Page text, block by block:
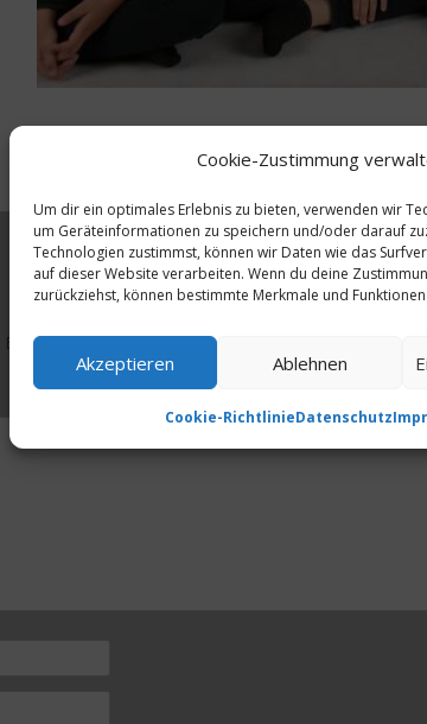
Cookie-Zustimmung
Um dir ein optimales Erlebnis zu bieten, verwenden wir
um Geräteinformationen zu speichern und/oder darauf
Technologien zustimmst, können wir Daten wie das
auf dieser Website verarbeiten. Wenn du deine
zurückziehst, können bestimmte Merkmale und
Akzeptieren Ablehnen
Cookie-RichtlinieDatenschutz
Erforderliche Felder sind mit